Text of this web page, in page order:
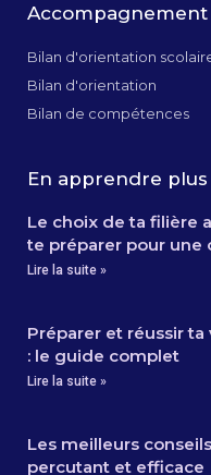
Bilan d'orientation
Bilan d'orientation
Bilan de compétences
En apprendre
Le choix de ta filière
te préparer pour une
Lire la suite »
Préparer et réussir ta
: le guide complet
Lire la suite »
Les meilleurs
percutant et efficace